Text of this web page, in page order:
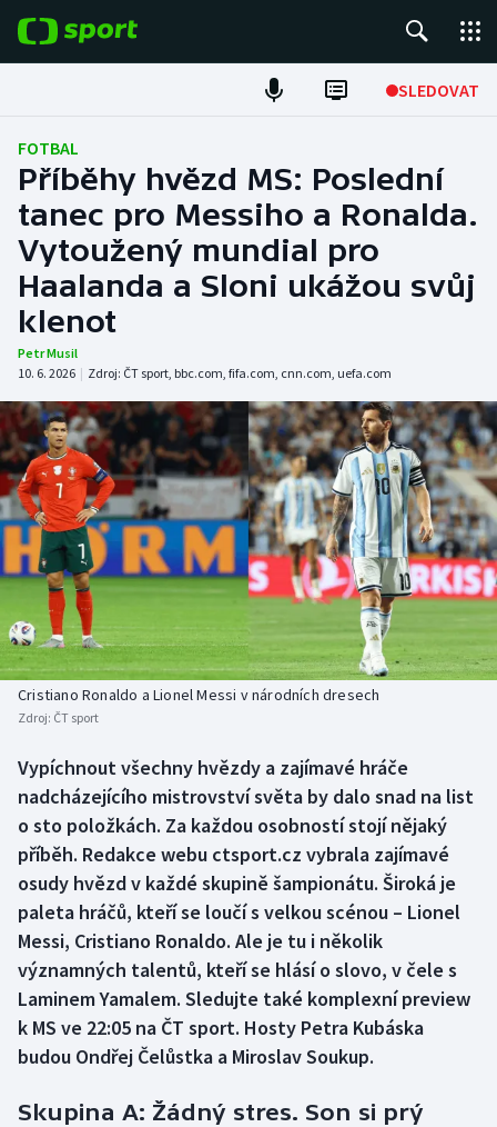
SLEDOVAT
Fotbal
Hokej
Tenis
Atletika
Cyklistika
DALŠÍ SPORTY
Americký fotbal
Baseball a softbal
Basketbal
Biatlon
Boby a skeleton
Box
Curling
Dostihy
Florbal
Futsal
Golf
Gymnastika
Házená
NEPŘEHLÉDNĚTE
Soutěže
Historické návraty
Aplikace ČT sport
AZ kvíz
FOTBAL
Příběhy hvězd MS: Poslední
tanec pro Messiho a Ronalda.
Vytoužený mundial pro
Haalanda a Sloni ukážou svůj
klenot
Petr Musil
10. 6. 2026 | Zdroj: ČT sport, bbc.com, fifa.com, cnn.com, uefa.com
Cristiano Ronaldo a Lionel Messi v národních dresech
Zdroj: ČT sport
Vypíchnout všechny hvězdy a zajímavé hráče
nadcházejícího mistrovství světa by dalo snad na list
o sto položkách. Za každou osobností stojí nějaký
příběh. Redakce webu ctsport.cz vybrala zajímavé
osudy hvězd v každé skupině šampionátu. Široká je
paleta hráčů, kteří se loučí s velkou scénou – Lionel
Messi, Cristiano Ronaldo. Ale je tu i několik
významných talentů, kteří se hlásí o slovo, v čele s
Laminem Yamalem. Sledujte také komplexní preview
k MS ve 22:05 na ČT sport. Hosty Petra Kubáska
budou Ondřej Čelůstka a Miroslav Soukup.
Skupina A: Žádný stres. Son si prý